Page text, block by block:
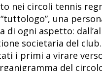
nei circoli tennis
una
di ogni aspetto:
societaria del
i primi a virare
del